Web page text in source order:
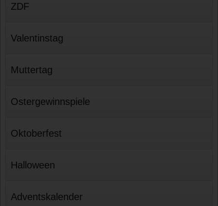
ZDF
Valentinstag
Muttertag
Ostergewinnspiele
Oktoberfest
Halloween
Adventskalender